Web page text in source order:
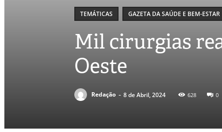
TEMÁTICAS GAZETA DA SAÚDE E BEM-ESTAR
Mil cirurgias
Oeste
Redação - 8 de Abril, 2024 628 0